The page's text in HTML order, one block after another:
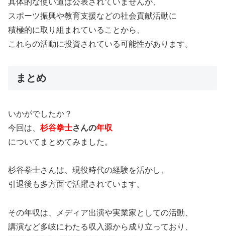
具体的な使い道は公表されていませんが、
スポーツ振興や教育支援などの社会貢献活動に
積極的に取り組まれていることから、
これらの活動に投資されている可能性があります。
まとめ
いかがでしたか？
今回は、 杉谷拳士さんの年収
についてまとめてみました。
杉谷拳士さんは、現役時代の経験を活かし、
引退後も多方面で活躍されています。
その年収は、メディア出演や実業家としての活動、
講演など多岐にわたる収入源から成り立っており、